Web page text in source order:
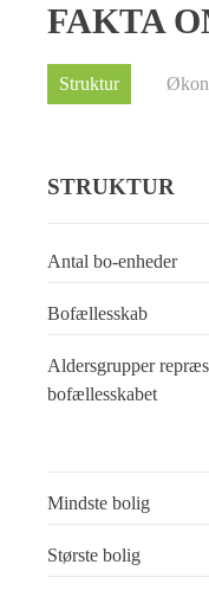
FAKTA
Struktur
STRUKTUR
Antal bo-enheder
Bofællesskab
Aldersgrupper
bofællesskabet
Mindste bolig
Største bolig